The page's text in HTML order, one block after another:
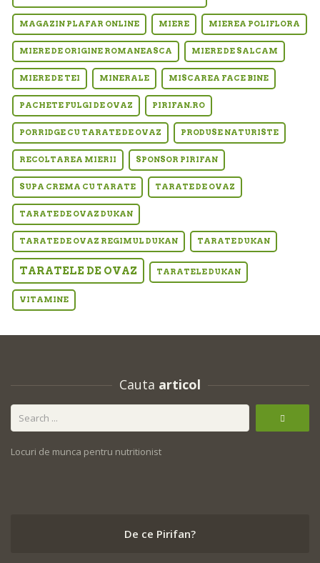
MAGAZIN PLAFAR ONLINE MIERE MIEREA POLIFLORA
MIERE DE ORIGINE ROMANEASCA MIERE DE SALCAM
MIERE DE TEI MINERALE MISCAREA FACE BINE
PACHETE FULGI DE OVAZ PIRIFAN.RO
PORRIDGE CU TARATE DE OVAZ PRODUSE NATURISTE
RECOLTAREA MIERII SPONSOR PIRIFAN
SUPA CREMA CU TARATE TARATE DE OVAZ
TARATE DE OVAZ DUKAN
TARATE DE OVAZ REGIMUL DUKAN TARATE DUKAN
TARATELE DE OVAZ TARATELE DUKAN
VITAMINE
Cauta articol
Locuri de munca pentru nutritionist
De ce Pirifan?